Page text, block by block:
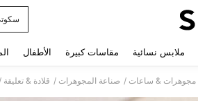
ملابس نسائية مقاسات كبيرة الأطفال
مجوهرات & ساعات / صناعة المجوهرات / قلادة & تعليقة /